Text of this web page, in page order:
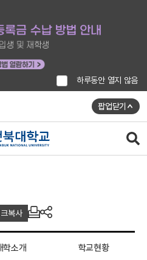
하루동안 열지 않음
팝업닫기
복사
학소개 학교현황